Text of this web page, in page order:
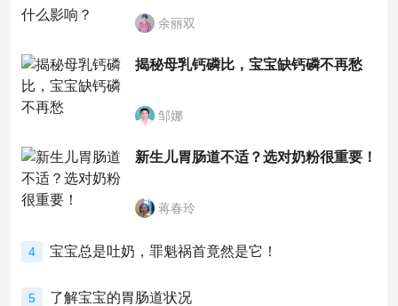
余丽双
揭秘母乳钙磷比，宝宝缺钙磷不再愁
邹娜
新生儿胃肠道不适？选对奶粉很重要！
蒋春玲
4 宝宝总是吐奶，罪魁祸首竟然是它！
5 了解宝宝的胃肠道状况